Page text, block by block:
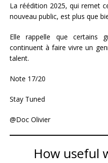
La réédition 2025, qui remet
nouveau public, est plus que
Elle rappelle que certains
continuent à faire vivre un
talent.
Note 17/20
Stay Tuned
@Doc Olivier
How useful